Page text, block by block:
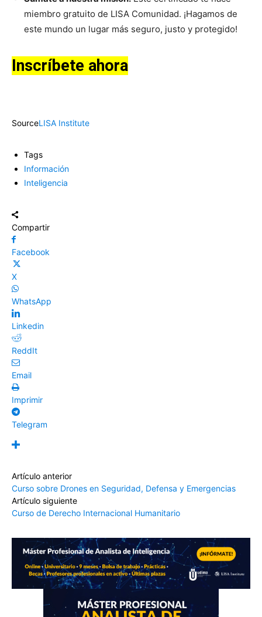
miembro gratuito de LISA Comunidad. ¡Hagamos de
este mundo un lugar más seguro, justo y protegido!
Inscríbete ahora
SourceLISA Institute
Tags
Información
Inteligencia
Compartir
Facebook
X
WhatsApp
Linkedin
ReddIt
Email
Imprimir
Telegram
Artículo anterior
Curso sobre Drones en Seguridad, Defensa y Emergencias
Artículo siguiente
Curso de Derecho Internacional Humanitario